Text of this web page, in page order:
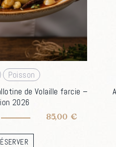
Poisson
de Volaille farcie –
2026
85,00 €